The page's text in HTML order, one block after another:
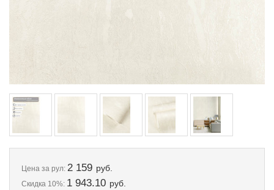
Цена за рул: 2 159 руб.
Скидка 10%: 1 943.10 руб.